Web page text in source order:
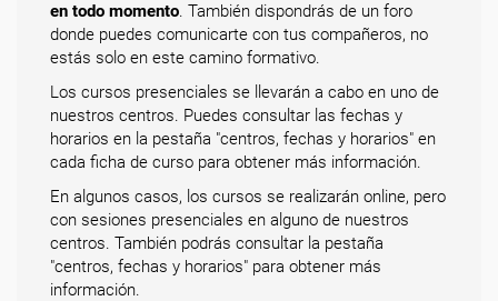
en todo momento. También dispondrás de un foro
donde puedes comunicarte con tus compañeros, no
estás solo en este camino formativo.
Los cursos presenciales se llevarán a cabo en uno de
nuestros centros. Puedes consultar las fechas y
horarios en la pestaña "centros, fechas y horarios" en
cada ficha de curso para obtener más información.
En algunos casos, los cursos se realizarán online, pero
con sesiones presenciales en alguno de nuestros
centros. También podrás consultar la pestaña
"centros, fechas y horarios" para obtener más
información.